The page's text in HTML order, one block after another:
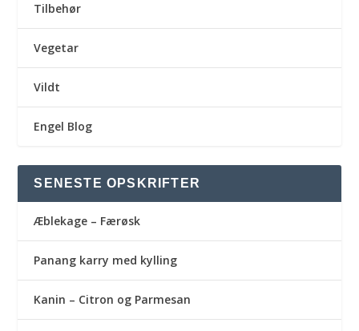
Tilbehør
Vegetar
Vildt
Engel Blog
SENESTE OPSKRIFTER
Æblekage – Færøsk
Panang karry med kylling
Kanin – Citron og Parmesan